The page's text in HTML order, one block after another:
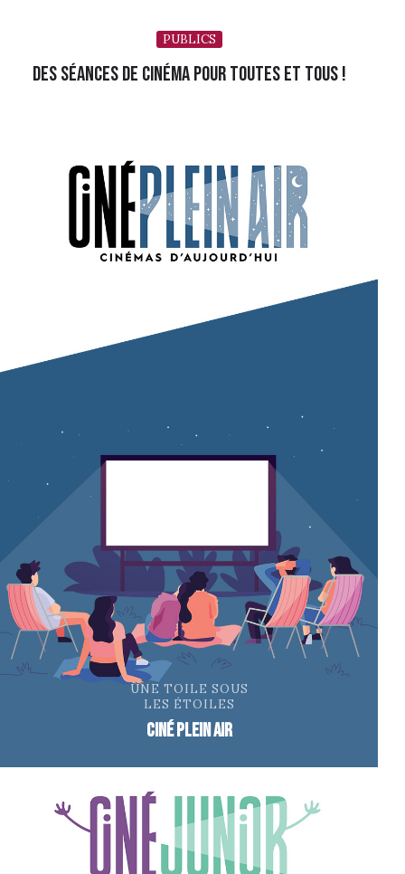
PUBLICS
Des séances de cinéma pour toutes et tous !
UNE TOILE SOUS
LES ÉTOILES
ciné plein air